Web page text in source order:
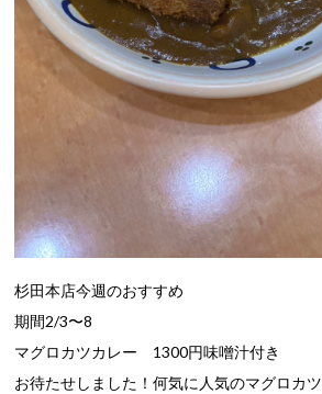
杉田本店今週のおすすめ
期間2/3〜8
マグロカツカレー 1300円味噌汁付き
お待たせしました！何気に人気のマグロカツ